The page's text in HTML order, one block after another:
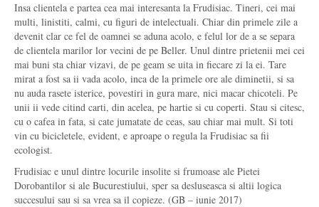
Insa clientela e partea cea mai interesanta la Frudisiac. Tineri, cei mai
multi, linistiti, calmi, cu figuri de intelectuali. Chiar din primele zile a
devenit clar ce fel de oamnei se aduna acolo, e felul lor de a se separa
de clientela marilor lor vecini de pe Beller. Unul dintre prietenii mei cei
mai buni sta chiar vizavi, de pe geam se uita in fiecare zi la ei. Tare
mirat a fost sa ii vada acolo, inca de la primele ore ale diminetii, si sa
nu auda rasete isterice, povestiri in gura mare, nici macar chicoteli. Pe
unii ii vede citind carti, din acelea, pe hartie si cu coperti. Stau si citesc,
cu o cafea in fata, si cate jumatate de ceas, sau chiar mai mult. Si toti
vin cu bicicletele, evident, e aproape o regula la Frudisiac sa fii
ecologist.
Frudisiac e unul dintre locurile insolite si frumoase ale Pietei
Dorobantilor si ale Bucurestiului, sper sa desluseasca si altii logica
succesului sau si sa vrea sa il copieze. (GB – iunie 2017)